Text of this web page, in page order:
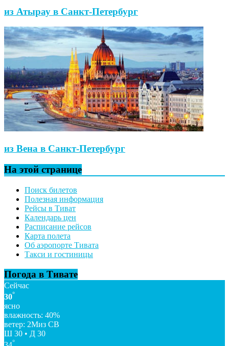
из Атырау в Санкт-Петербург
из Вена в Санкт-Петербург
На этой странице
Поиск билетов
Полезная информация
Рейсы в Тиват
Календарь цен
Расписание рейсов
Карта полета
Об аэропорте Тивата
Такси и гостиницы
Погода в Тивате
Сейчас
30°
ясно
влажность: 40%
ветер: 2Миз СВ
Ш 30 • Д 30
°